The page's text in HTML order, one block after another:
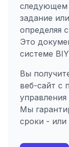
следующем
задание
определяя
Это
системе
Вы
веб-сайт с
Мы
сроки -